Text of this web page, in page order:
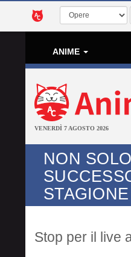
ANIME
VENERDÌ 7 AGOSTO 2026
NON
STAGIONE
Stop per il live